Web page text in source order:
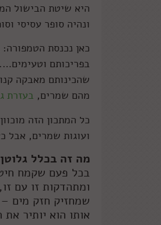
היא שיטת הבישול
ונהיה סופר עסיסי
כאן נכנסת הטמפורה:
בפריכותם
שהכינותם מאבקה
מהם שמרים, בעזרת
כל המתכון הזה
ועוגות שמרים, אבל
מה זה בכלל
בכל פעם שקמח
ומתהדקות זו עם
שמחזיק חזק מים
אותו הוא יותיר